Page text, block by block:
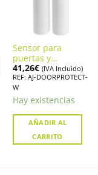
Sensor para
puertas y
ventanas Alarma
Ajax DoorProtect
41,26€ (IVA Incluido)
REF: AJ-DOORPROTECT-
W
Hay existencias
AÑADIR AL
CARRITO